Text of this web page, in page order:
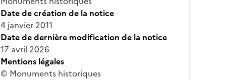
Date de création de la notice
4 janvier 2011
Date de dernière modification de la notice
17 avril 2026
Mentions légales
© Monuments historiques